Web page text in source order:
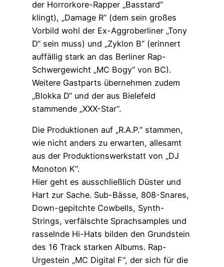
der Horrorkore-Rapper „Basstard“
klingt), „Damage R“ (dem sein großes
Vorbild wohl der Ex-Aggroberliner „Tony
D“ sein muss) und „Zyklon B“ (erinnert
auffällig stark an das Berliner Rap-
Schwergewicht „MC Bogy“ von BC).
Weitere Gastparts übernehmen zudem
„Blokka D“ und der aus Bielefeld
stammende „XXX-Star“.
Die Produktionen auf „R.A.P.“ stammen,
wie nicht anders zu erwarten, allesamt
aus der Produktionswerkstatt von „DJ
Monoton K“.
Hier geht es ausschließlich Düster und
Hart zur Sache. Sub-Bässe, 808-Snares,
Down-gepitchte Cowbells, Synth-
Strings, verfälschte Sprachsamples und
rasselnde Hi-Hats bilden den Grundstein
des 16 Track starken Albums. Rap-
Urgestein „MC Digital F“, der sich für die